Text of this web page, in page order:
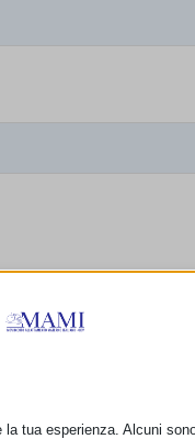
In occasione della
tua esperienza. Alcuni